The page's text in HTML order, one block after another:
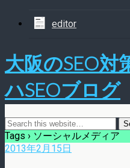
editor
大阪のSEO対
ハSEOブログ
Tags › ソーシャルメディア
2013年2月15日